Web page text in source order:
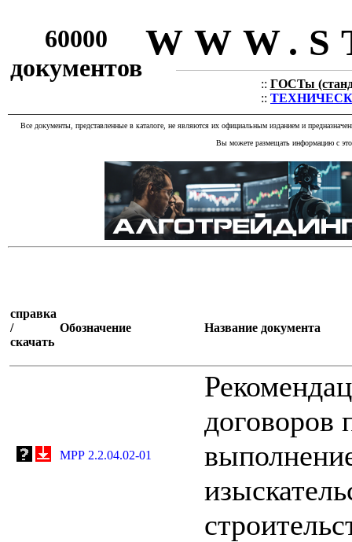
60000
документов
:: ГОСТы
::
Все документы, представленные в каталоге, не являются их официальным изданием и
Вы можете размещать информацию с
справка
/
скачать
Обозначение Название документа
МРР 2.2.04.02-01
договоров